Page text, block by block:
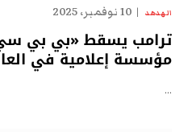
الهدهد 10 نوفمبر، 2025
ترامب يسقط «بي بي
مؤسسة إعلامية في
…